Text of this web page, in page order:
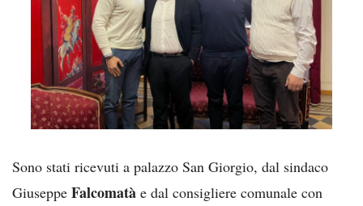
Sono stati ricevuti a palazzo San Giorgio, dal sindaco
Giuseppe Falcomatà e dal consigliere comunale con